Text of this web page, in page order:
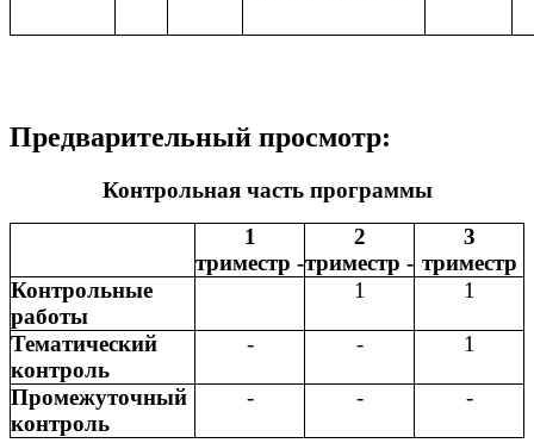
Предварительный просмотр:
Контрольная часть программы
1
триместр -
2
триместр -
3
триместр
Контрольные
работы
1 1
Тематический
контроль
- - 1
Промежуточный
контроль
- - -